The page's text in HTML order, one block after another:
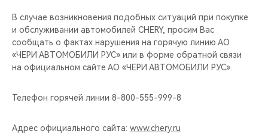
В случае возникновения подобных ситуаций при покупке
и обслуживании автомобилей CHERY, просим Вас
сообщать о фактах нарушения на горячую линию АО
«ЧЕРИ АВТОМОБИЛИ РУС» или в форме обратной связи
на официальном сайте АО «ЧЕРИ АВТОМОБИЛИ РУС».
Телефон горячей линии 8-800-555-999-8
Адрес официального сайта: www.chery.ru